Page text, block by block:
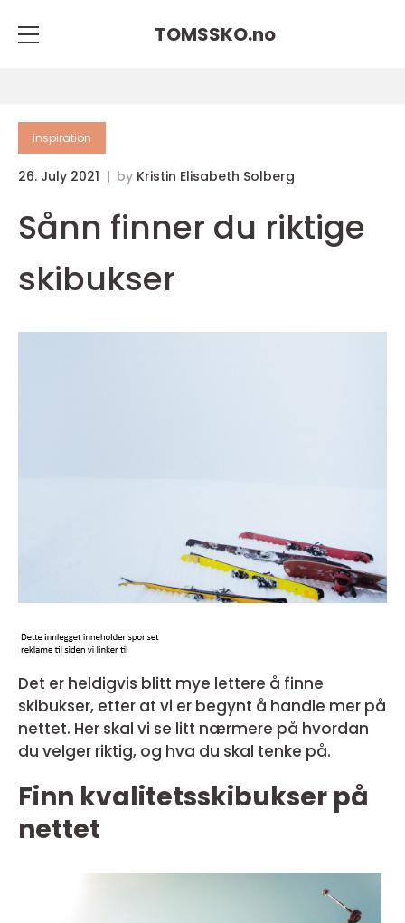
TOMSSKO.no
inspiration
26. July 2021 by Kristin Elisabeth Solberg
Sånn finner du riktige
skibukser
Det er heldigvis blitt mye lettere å finne
skibukser, etter at vi er begynt å handle mer på
nettet. Her skal vi se litt nærmere på hvordan
du velger riktig, og hva du skal tenke på.
Finn kvalitetsskibukser på
nettet